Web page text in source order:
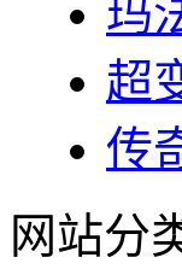
玛
超
传
网站分